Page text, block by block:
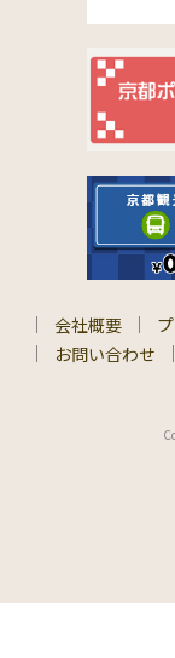
会社概要
お問い合わせ